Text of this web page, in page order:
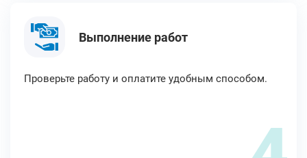
Выполнение работ
Проверьте работу и оплатите удобным способом.